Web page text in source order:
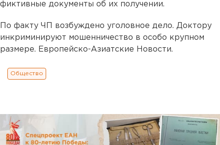
фиктивные документы об их получении.
По факту ЧП возбуждено уголовное дело. Доктору
инкриминируют мошенничество в особо крупном
размере. Европейско-Азиатские Новости.
Общество